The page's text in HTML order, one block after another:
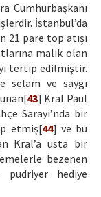
Cumhurbaşkanı
İstanbul’da
21 pare top atışı
malik olan
tertip edilmiştir.
selam ve saygı
43] Kral Paul
Sarayı’nda bir
etmiş[44] ve bu
Kral’a usta bir
bezenen
hediye